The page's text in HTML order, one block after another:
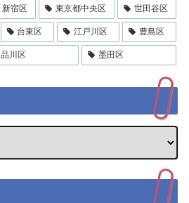
新宿区 東京都中央区 世田谷区
台東区 江戸川区 豊島区
品川区 墨田区